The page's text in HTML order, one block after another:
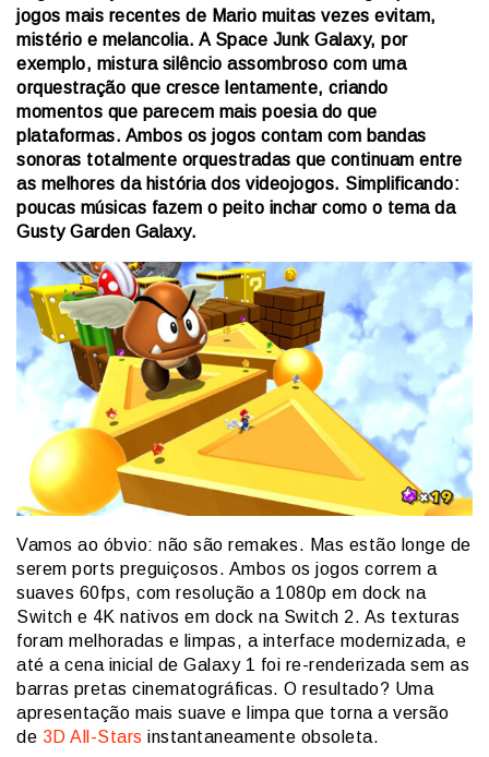
jogos mais recentes de Mario muitas vezes evitam,
mistério e melancolia. A Space Junk Galaxy, por
exemplo, mistura silêncio assombroso com uma
orquestração que cresce lentamente, criando
momentos que parecem mais poesia do que
plataformas. Ambos os jogos contam com bandas
sonoras totalmente orquestradas que continuam entre
as melhores da história dos videojogos. Simplificando:
poucas músicas fazem o peito inchar como o tema da
Gusty Garden Galaxy.
Vamos ao óbvio: não são remakes. Mas estão longe de
serem ports preguiçosos. Ambos os jogos correm a
suaves 60fps, com resolução a 1080p em dock na
Switch e 4K nativos em dock na Switch 2. As texturas
foram melhoradas e limpas, a interface modernizada, e
até a cena inicial de Galaxy 1 foi re-renderizada sem as
barras pretas cinematográficas. O resultado? Uma
apresentação mais suave e limpa que torna a versão
de 3D All-Stars instantaneamente obsoleta.